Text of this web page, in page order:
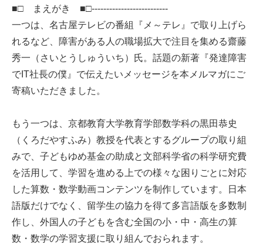
■□ まえがき ■□--------------------------
一つは、名古屋テレビの番組『メ～テレ』で取り上げら
れるなど、障害がある人の職場拡大で注目を集める齋藤
秀一（さいとうしゅういち）氏。話題の新著『発達障害
でIT社長の僕』で伝えたいメッセージを本メルマガにご
寄稿いただきました。
もう一つは、京都教育大学教育学部数学科の黒田恭史
（くろだやすふみ）教授を代表とするグループの取り組
みで、子どもゆめ基金の助成と文部科学省の科学研究費
を活用して、学習を進める上での様々な困りごとに対応
した算数・数学動画コンテンツを制作しています。日本
語版だけでなく、留学生の協力を得て多言語版を多数制
作し、外国人の子どもを含む全国の小・中・高生の算
数・数学の学習支援に取り組んでおられます。